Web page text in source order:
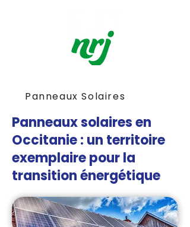
Panneaux Solaires
Panneaux solaires en
Occitanie : un territoire
exemplaire pour la
transition énergétique